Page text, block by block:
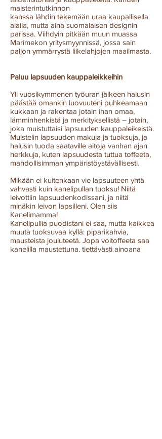
maisterintutkinnon
kanssa lähdin tekemään uraa kaupallisella
alalla, mutta aina suomalaisen designin
parissa. Viihdyin pitkään muun muassa
Marimekon yritysmyynnissä, jossa sain
paljon ymmärrystä liikelahjojen maailmasta.
Paluu lapsuuden kauppaleikkeihin
Yli vuosikymmenen työuran jälkeen halusin
päästää omankin luovuuteni puhkeamaan
kukkaan ja rakentaa jotain ihan omaa,
lämminhenkistä ja merkityksellistä – jotain,
joka muistuttaisi lapsuuden kauppaleikeistä.
Muistelin lapsuuden makuja ja tuoksuja, ja
halusin tuoda saataville aitoja vanhan ajan
herkkuja, kuten lapsuudesta tuttua toffeeta,
mahdollisimman ympäristöystävällisesti.
Mikään ei kuitenkaan vie lapsuuteen yhtä
vahvasti kuin kanelipullan tuoksu! Niitä
leivottiin lapsuudenkodissani, ja niitä
minäkin leivon lapsilleni. Olen siis
Kanelimamma!
Kanelipullia puodistani ei saa, mutta kaikkea
muuta tuoksuvaa kyllä: piparikahvia,
mausteista jouluteetä. Jopa voitoffeeta saa
kanelilla maustettuna, tiettävästi ainoana